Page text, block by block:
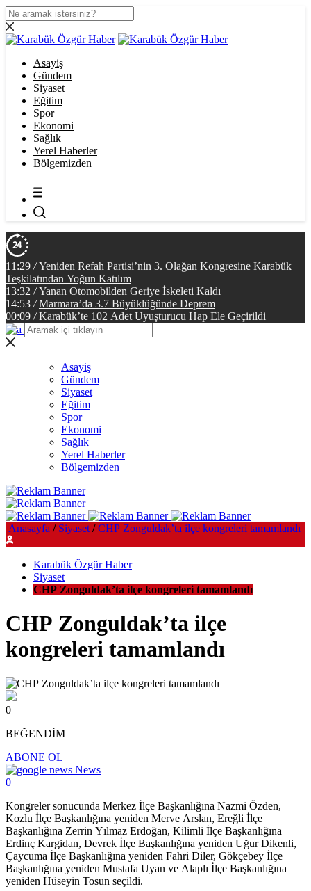
Asayiş
Gündem
Siyaset
Eğitim
Spor
Ekonomi
Sağlık
Yerel Haberler
Bölgemizden
11:29 / Yeniden Refah Partisi’nin 3. Olağan Kongresine Karabük
Teşkilatından Yoğun Katılım
13:32 / Yanan Otomobilden Geriye İskeleti Kaldı
14:53 / Marmara’da 3.7 Büyüklüğünde Deprem
00:09 / Karabük’te 102 Adet Uyuşturucu Hap Ele Geçirildi
Asayiş
Gündem
Siyaset
Eğitim
Spor
Ekonomi
Sağlık
Yerel Haberler
Bölgemizden
Anasayfa / Siyaset / CHP Zonguldak’ta ilçe kongreleri tamamlandı
Karabük Özgür Haber
Siyaset
CHP Zonguldak’ta ilçe kongreleri tamamlandı
CHP Zonguldak’ta ilçe
kongreleri tamamlandı
0
BEĞENDİM
ABONE OL
News
0
Kongreler sonucunda Merkez İlçe Başkanlığına Nazmi Özden,
Kozlu İlçe Başkanlığına yeniden Merve Arslan, Ereğli İlçe
Başkanlığına Zerrin Yılmaz Erdoğan, Kilimli İlçe Başkanlığına
Erdinç Kargidan, Devrek İlçe Başkanlığına yeniden Uğur Dikenli,
Çaycuma İlçe Başkanlığına yeniden Fahri Diler, Gökçebey İlçe
Başkanlığına yeniden Mustafa Uyan ve Alaplı İlçe Başkanlığına
yeniden Hüseyin Tosun seçildi.